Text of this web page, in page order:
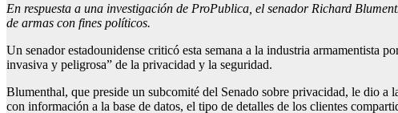
En respuesta a una investigación de ProPublica, el senador Richard
de armas con fines políticos.
Un senador estadounidense criticó esta semana a la industria armamentista
invasiva y peligrosa” de la privacidad y la seguridad.
Blumenthal, que preside un subcomité del Senado sobre privacidad, le dio a
con información a la base de datos, el tipo de detalles de los clientes